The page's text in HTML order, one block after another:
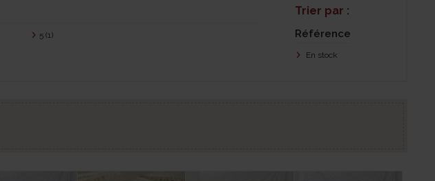
Trier par :
Référence
En stock
5 (1)